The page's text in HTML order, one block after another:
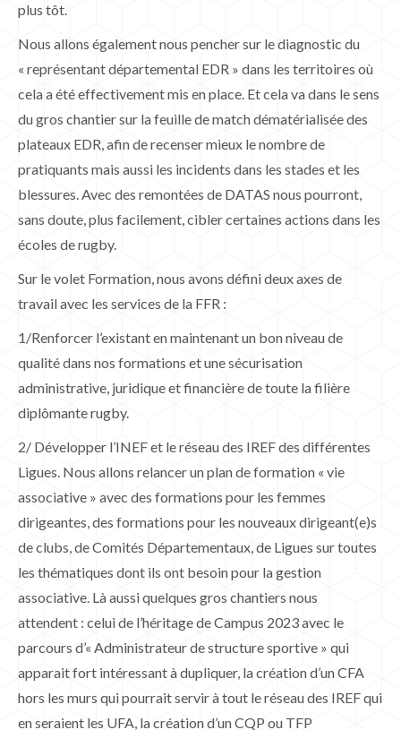
plus tôt.
Nous allons également nous pencher sur le diagnostic du
« représentant départemental EDR » dans les territoires où
cela a été effectivement mis en place. Et cela va dans le sens
du gros chantier sur la feuille de match dématérialisée des
plateaux EDR, afin de recenser mieux le nombre de
pratiquants mais aussi les incidents dans les stades et les
blessures. Avec des remontées de DATAS nous pourront,
sans doute, plus facilement, cibler certaines actions dans les
écoles de rugby.
Sur le volet Formation, nous avons défini deux axes de
travail avec les services de la FFR :
1/Renforcer l’existant en maintenant un bon niveau de
qualité dans nos formations et une sécurisation
administrative, juridique et financière de toute la filière
diplômante rugby.
2/ Développer l’INEF et le réseau des IREF des différentes
Ligues. Nous allons relancer un plan de formation « vie
associative » avec des formations pour les femmes
dirigeantes, des formations pour les nouveaux dirigeant(e)s
de clubs, de Comités Départementaux, de Ligues sur toutes
les thématiques dont ils ont besoin pour la gestion
associative. Là aussi quelques gros chantiers nous
attendent : celui de l’héritage de Campus 2023 avec le
parcours d’« Administrateur de structure sportive » qui
apparait fort intéressant à dupliquer, la création d’un CFA
hors les murs qui pourrait servir à tout le réseau des IREF qui
en seraient les UFA, la création d’un CQP ou TFP